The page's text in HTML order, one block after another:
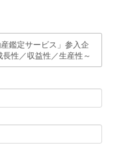
鑑定サービス」参入企
性／収益性／生産性～